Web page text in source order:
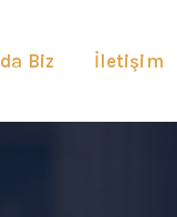
Biz İletişim